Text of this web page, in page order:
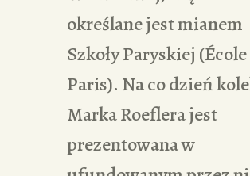
określane jest mianem
Szkoły Paryskiej
Paris). Na co dzień
Marka Roeflera jest
prezentowana w